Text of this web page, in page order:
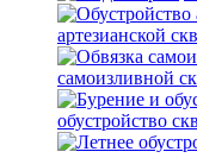
артезианской
самоизливной
обустройство